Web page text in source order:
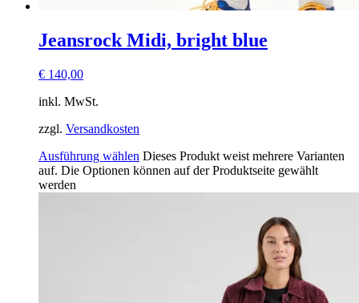
Jeansrock Midi, bright blue
€ 140,00
inkl. MwSt.
zzgl. Versandkosten
Ausführung wählen Dieses Produkt weist mehrere Varianten
auf. Die Optionen können auf der Produktseite gewählt
werden